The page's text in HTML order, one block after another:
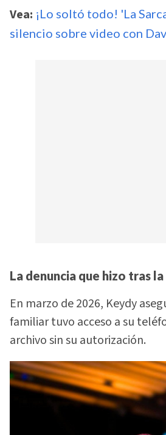
Vea: ¡Lo soltó todo! 'La
silencio sobre video con
La denuncia que hizo tras
En marzo de 2026, Keydy
familiar tuvo acceso a su
archivo sin su autorización.